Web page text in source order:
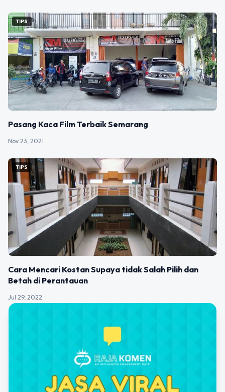
TIPS
Pasang Kaca Film Terbaik Semarang
Nov 23, 2021
TIPS
Cara Mencari Kostan Supaya tidak Salah Pilih dan
Betah di Perantauan
Jul 29, 2022